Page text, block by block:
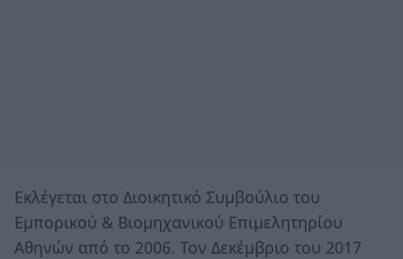
Εκλέγεται στο Διοικητικό Συμβούλιο του
Εμπορικού & Βιομηχανικού Επιμελητηρίου
Αθηνών από το 2006. Τον Δεκέμβριο του 2017